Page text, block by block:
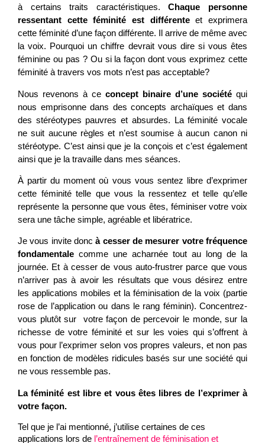
à certains traits caractéristiques.Chaque personne
ressentant cette féminité est différenteet exprimera
cette féminité d’une façon différente. Il arrive de même avec
la voix. Pourquoi un chiffre devrait vous dire si vous êtes
féminine ou pas ? Ou si la façon dont vous exprimez cette
féminité à travers vos mots n’est pas acceptable?
Nous revenons à ce concept binaire d’une société qui
nous emprisonne dans des concepts archaïques et dans
des stéréotypes pauvres et absurdes. La féminité vocale
ne suit aucune règles et n’est soumise à aucun canon ni
stéréotype. C’est ainsi que je la conçois et c’est également
ainsi que je la travaille dans mes séances.
À partir du moment où vous vous sentez libre d’exprimer
cette féminité telle que vous la ressentez et telle qu’elle
représente la personne que vous êtes, féminiser votre voix
sera une tâche simple, agréable et libératrice.
Je vous invite doncà cesser de mesurer votre fréquence
fondamentale comme une acharnée tout au long de la
journée. Et à cesser de vous auto-frustrer parce que vous
n’arriver pas à avoir les résultats que vous désirez entre
les applications mobiles et la féminisation de la voix (partie
rose de l’application ou dans le rang féminin). Concentrez-
vous plutôt sur votre façon de percevoir le monde, sur la
richesse de votre féminité et sur les voies qui s’offrent à
vous pour l’exprimer selon vos propres valeurs, et non pas
en fonction de modèles ridicules basés sur une société qui
ne vous ressemble pas.
La féminité est libre et vous êtes libres de l’exprimer à
votre façon.
Tel que je l’ai mentionné, j’utilise certaines de ces
applications lors de l’entraînement de féminisation et